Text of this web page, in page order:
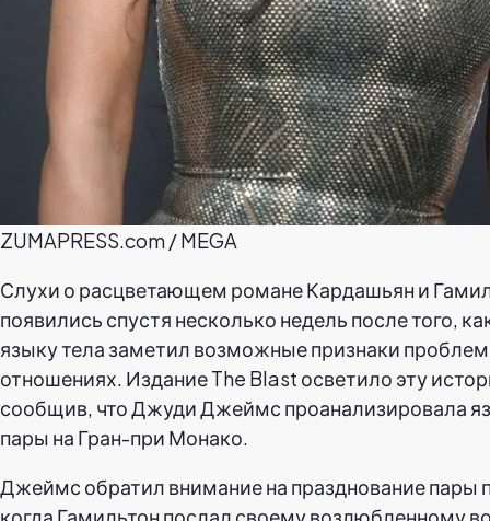
ZUMAPRESS.com / MEGA
Слухи о расцветающем романе Кардашьян и
появились спустя несколько недель после того,
языку тела заметил возможные признаки проблем
отношениях. Издание The Blast осветило эту
сообщив, что Джуди Джеймс проанализировала
пары на Гран-при Монако.
Джеймс обратил внимание на празднование пары